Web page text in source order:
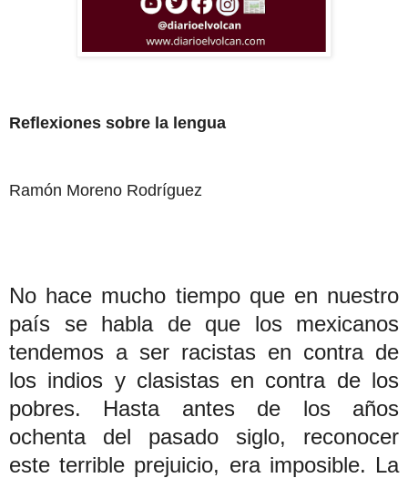
Reflexiones sobre la lengua
Ramón Moreno Rodríguez
No hace mucho tiempo que en nuestro
país se habla de que los mexicanos
tendemos a ser racistas en contra de
los indios y clasistas en contra de los
pobres. Hasta antes de los años
ochenta del pasado siglo, reconocer
este terrible prejuicio, era imposible. La